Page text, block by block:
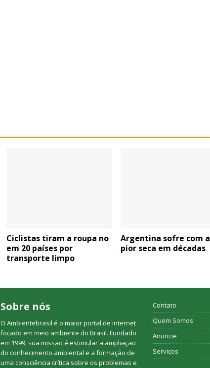
Ciclistas tiram a roupa no
em 20 países por
transporte limpo
Argentina sofre com a
pior seca em décadas
Sobre nós
O Ambientebrasil é o maior portal de internet
focado em meio ambiente do Brasil. Fundado
em 1999, sua missão é estimular a ampliação
do conhecimento ambiental e a formação de
uma consciência crítica sobre os problemas e
Contato
Quem Somos
Anuncie
Serviços